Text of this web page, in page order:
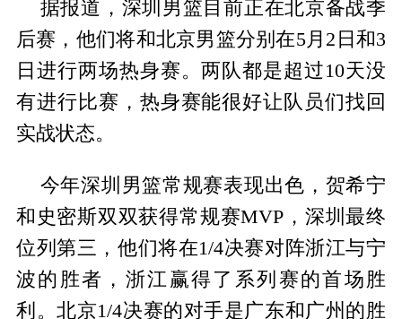
据报道，深圳男篮目前正在北京备战季
后赛，他们将和北京男篮分别在5月2日和3
日进行两场热身赛。两队都是超过10天没
有进行比赛，热身赛能很好让队员们找回
实战状态。
今年深圳男篮常规赛表现出色，贺希宁
和史密斯双双获得常规赛MVP，深圳最终
位列第三，他们将在1/4决赛对阵浙江与宁
波的胜者，浙江赢得了系列赛的首场胜
利。北京1/4决赛的对手是广东和广州的胜